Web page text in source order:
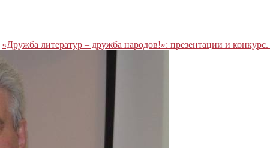
«Дружба литератур – дружба народов!»: презентации и